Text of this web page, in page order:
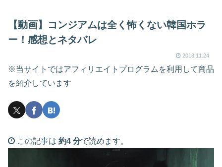
【動画】コンジアムは全く怖くない韓国ホラ
ー！感想とネタバレ
2018.11.24
※当サイトではアフィリエイトプログラムを利用して商品
を紹介しています
この記事は 約4 分で読めます。